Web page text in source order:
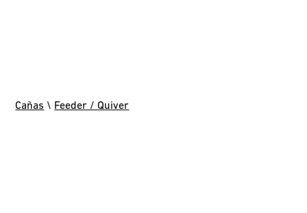
Cañas \ Feeder / Quiver